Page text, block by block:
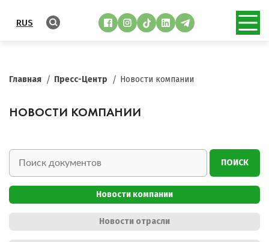
RUS
Главная Пресс-Центр Новости компании
НОВОСТИ КОМПАНИИ
ПОИСК
Новости компании
Новости отрасли